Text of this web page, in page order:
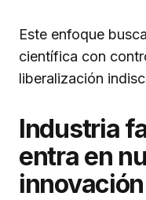
Este enfoque
científica con
liberalización
Industria
entra en
innovación